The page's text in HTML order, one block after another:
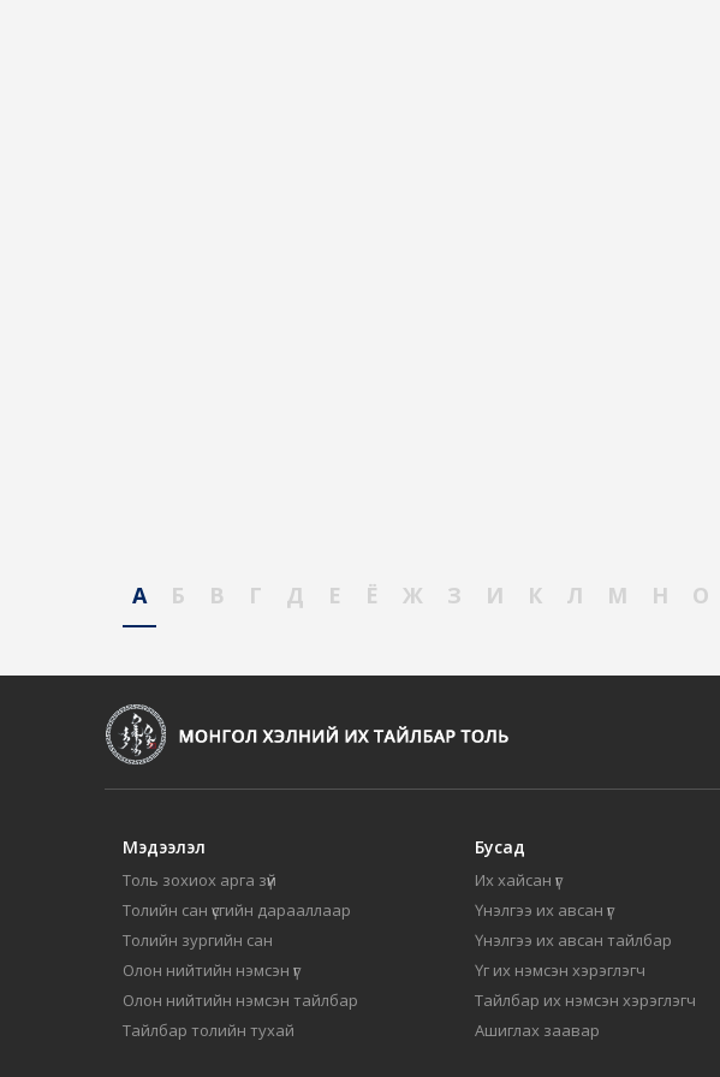
А Б В Г Д Е Ё Ж З И К Л М Н О
Мэдээлэл
Толь зохиох арга зүй
Толийн сан үсгийн дарааллаар
Толийн зургийн сан
Олон нийтийн нэмсэн үг
Олон нийтийн нэмсэн тайлбар
Тайлбар толийн тухай
Бусад
Их хайсан үг
Үнэлгээ их авсан үг
Үнэлгээ их авсан тайлбар
Үг их нэмсэн хэрэглэгч
Тайлбар их нэмсэн хэрэглэгч
Ашиглах заавар